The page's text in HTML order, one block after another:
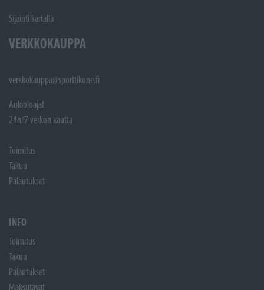
Sijainti kartalla
VERKKOKAUPPA
verkkokauppa@sporttikone.fi
Aukioloajat
24h/7 verkon kautta
Toimitus
Takuu
Palautukset
INFO
Toimitus
Takuu
Palautukset
Maksutavat